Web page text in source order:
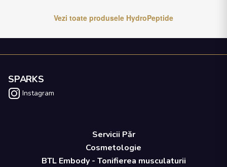
Vezi toate produsele HydroPeptide
SPARKS
Instagram
Servicii Păr
Cosmetologie
BTL Embody - Tonifierea musculaturii